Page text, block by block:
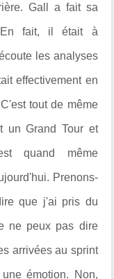
Gall a fait sa
En fait, il était à
les analyses
effectivement en
tout de même
un Grand Tour et
quand même
Prenons-
que j'ai pris du
ne peux pas dire
arrivées au sprint
émotion. Non,